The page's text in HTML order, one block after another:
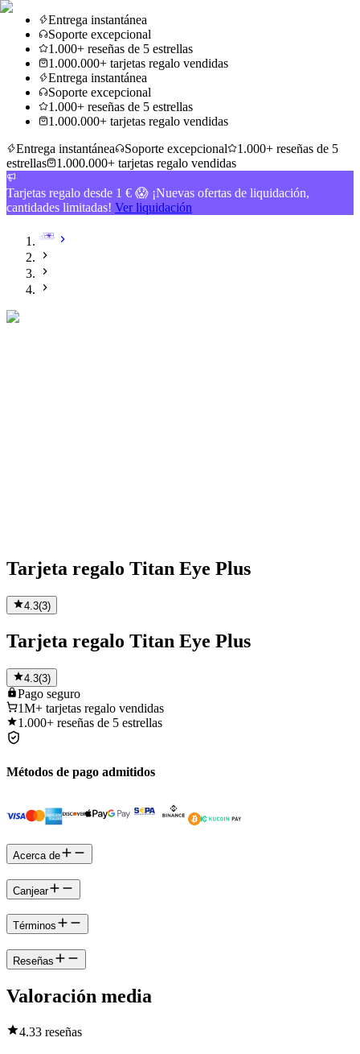
Entrega instantánea
Soporte excepcional
1.000+ reseñas de 5 estrellas
1.000.000+ tarjetas regalo vendidas
Entrega instantánea
Soporte excepcional
1.000+ reseñas de 5 estrellas
1.000.000+ tarjetas regalo vendidas
Entrega instantánea
Soporte excepcional
1.000+ reseñas de 5
estrellas
1.000.000+ tarjetas regalo vendidas
Tarjetas regalo desde 1 € 😱 ¡Nuevas ofertas de liquidación,
cantidades limitadas! Ver liquidación
Tarjeta regalo Titan Eye Plus
4.3(3)
Tarjeta regalo Titan Eye Plus
4.3(3)
Pago seguro
1M+ tarjetas regalo vendidas
1.000+ reseñas de 5 estrellas
Métodos de pago admitidos
Acerca de
Canjear
Términos
Reseñas
Valoración media
4.33 reseñas